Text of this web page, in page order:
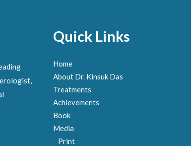
Quick Links
Home
About Dr. Kinsuk Das
Treatments
Achievements
Book
Media
Print